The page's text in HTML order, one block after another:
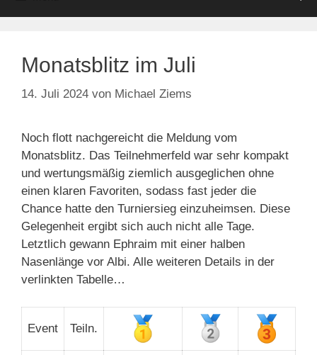
Monatsblitz im Juli
14. Juli 2024 von Michael Ziems
Noch flott nachgereicht die Meldung vom
Monatsblitz. Das Teilnehmerfeld war sehr kompakt
und wertungsmäßig ziemlich ausgeglichen ohne
einen klaren Favoriten, sodass fast jeder die
Chance hatte den Turniersieg einzuheimsen. Diese
Gelegenheit ergibt sich auch nicht alle Tage.
Letztlich gewann Ephraim mit einer halben
Nasenlänge vor Albi. Alle weiteren Details in der
verlinkten Tabelle…
Event Teiln.